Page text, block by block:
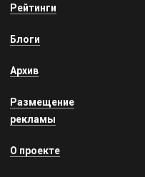
Рейтинги
Блоги
Архив
Размещение
рекламы
О проекте